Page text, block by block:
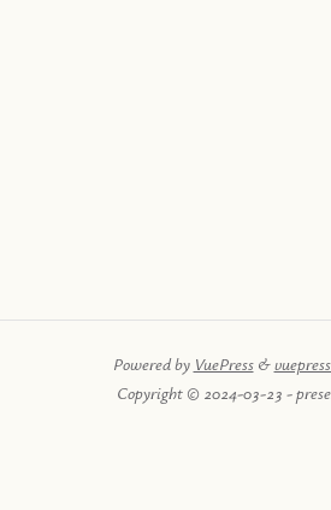
Powered by VuePress&
Copyright © 2024-03-23 -